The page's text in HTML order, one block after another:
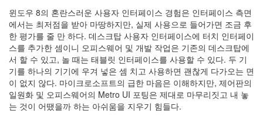
윈도우 8의 혼란스러운 사용자 인터페이스 경험은 인터페이스 측면
에서는 최저점을 받아 마땅하지만, 실제 사용으로 들어가면 조금 후
한 평가를 줄 만 하다. 데스크탑 사용자 인터페이스에 터치 인터페이
스를 추가한 셈이니 오피스웨어 및 개발 작업은 기존의 데스크탑에
서 할 수 있고, 놀 때는 태블릿 인터페이스를 사용할 수 있다. 두 기
기를 하나의 기기에 우겨 넣은 셈 치고 사용하면 괜찮게 다가오는 면
이 없지 않다. 마이크로소프트의 급한 마음은 이해하지만, 제어판의
일원화 및 오피스웨어의 Metro UI 포팅은 제대로 마무리짓고 내 놓
는 것이 어땠을까 하는 아쉬움을 지우기 힘들다.
몇
가
지
계
획
(1)
CODE
keyboard
MX